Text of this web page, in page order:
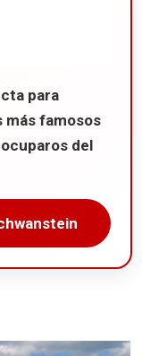
para
más famosos
del